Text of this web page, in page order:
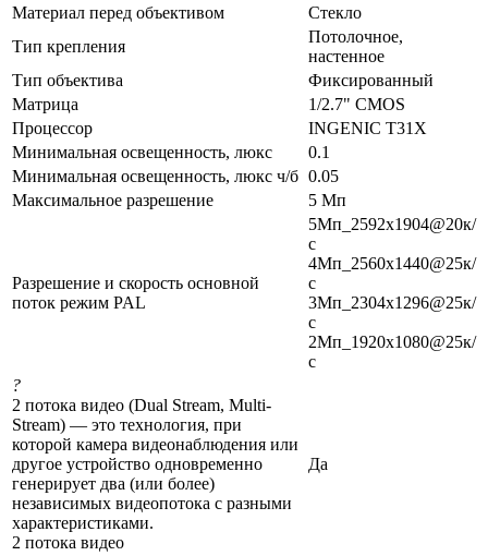
Материал перед объективом
Стекло
Тип крепления
Потолочное,
настенное
Тип объектива
Фиксированный
Матрица
1/2.7" CMOS
Процессор
INGENIC T31X
Минимальная освещенность, люкс
0.1
Минимальная освещенность, люкс ч/б 0.05
Максимальное разрешение
5 Мп
Разрешение и скорость основной
поток режим PAL
5Мп_2592x1904@20к/
с
4Мп_2560x1440@25к/
с
3Мп_2304x1296@25к/
с
2Мп_1920x1080@25к/
с
?
2 потока видео (Dual Stream, Multi-
Stream) — это технология, при
которой камера видеонаблюдения или
другое устройство одновременно
генерирует два (или более)
независимых видеопотока с разными
характеристиками.
2 потока видео
Да